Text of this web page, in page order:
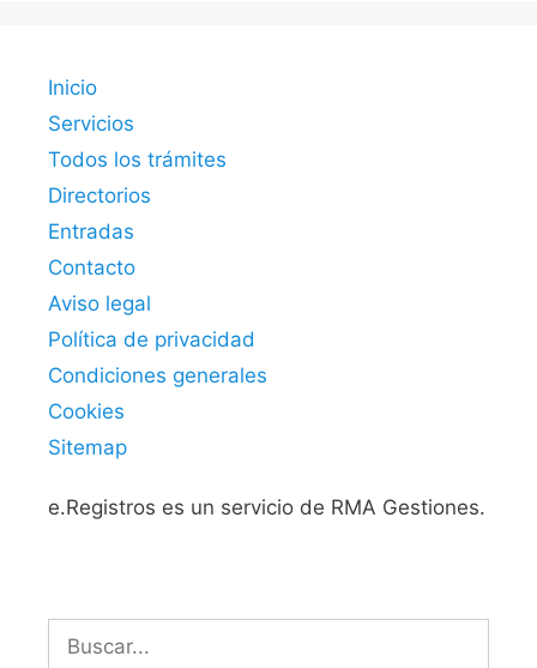
Inicio
Servicios
Todos los trámites
Directorios
Entradas
Contacto
Aviso legal
Política de privacidad
Condiciones generales
Cookies
Sitemap
e.Registros es un servicio de RMA Gestiones.
Buscar: